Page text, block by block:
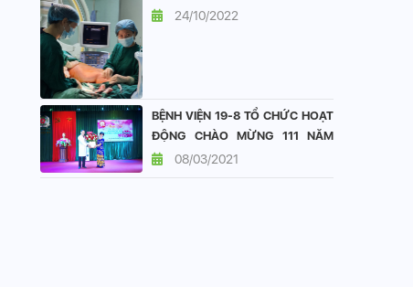
TRỊ TẠI KHOA TIM MẠCH BỆNH
24/10/2022
BỆNH VIỆN 19-8 TỔ CHỨC HOẠT
ĐỘNG CHÀO MỪNG 111 NĂM
QUỐC TẾ PHỤ NỮ 8/3
08/03/2021